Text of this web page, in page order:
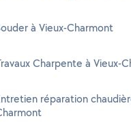
à Vieux-Charmont
Charpente à Vieux-
réparation